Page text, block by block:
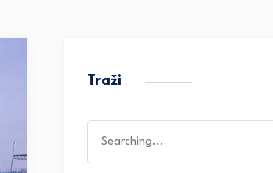
Traži
for: